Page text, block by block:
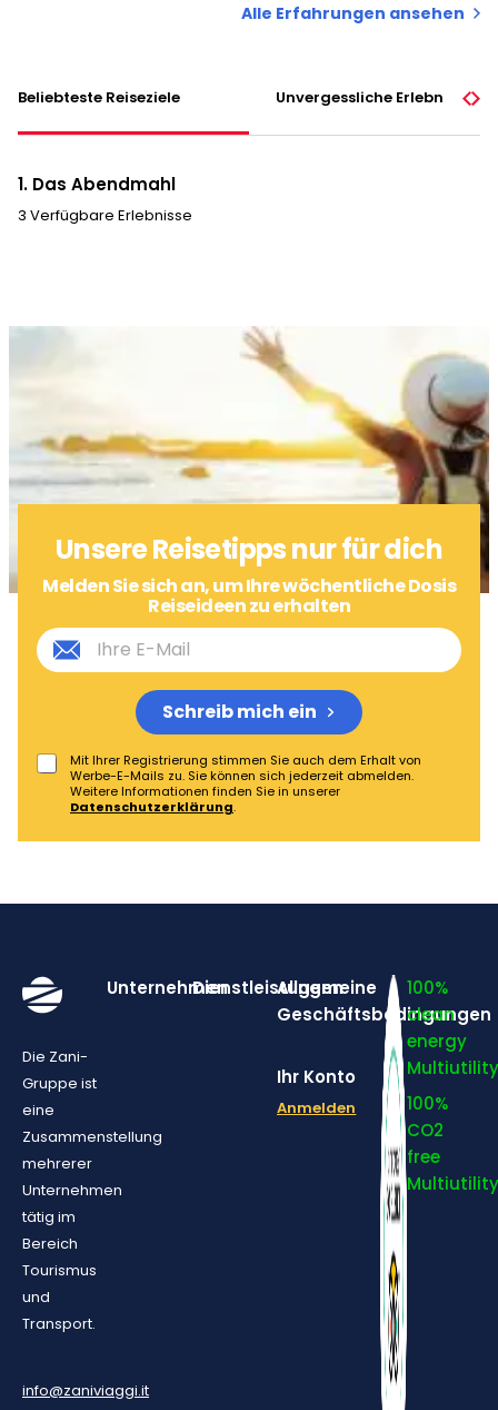
Alle Erfahrungen ansehen
Beliebteste Reiseziele Unvergessliche Erlebnisse
1. Das Abendmahl
3 Verfügbare Erlebnisse
Unsere Reisetipps nur für dich
Melden Sie sich an, um Ihre wöchentliche Dosis
Reiseideen zu erhalten
Mit Ihrer Registrierung stimmen Sie auch dem Erhalt von
Werbe-E-Mails zu. Sie können sich jederzeit abmelden.
Weitere Informationen finden Sie in unserer
Datenschutzerklärung.
Schreib mich ein
Die Zani-
Gruppe ist
eine
Zusammenstellung
mehrerer
Unternehmen
tätig im
Bereich
Tourismus
und
Transport.
info@zaniviaggi.it
UnternehmenDienstleistungen
Allgemeine
Geschäftsbedingungen
Ihr Konto
Anmelden
100%
clean
energy
Multiutility
100%
CO2
free
Multiutility